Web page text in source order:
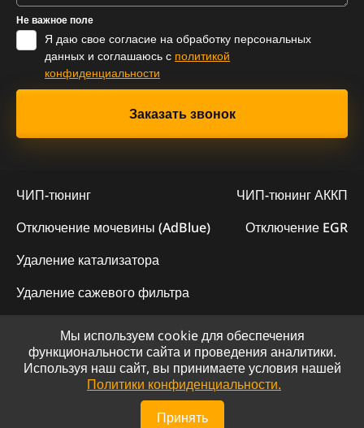
Не важное поле
Я даю свое согласие на обработку персональных
данных и соглашаюсь с политикой
конфиденциальности
ЧИП-тюнинг
ЧИП-тюнинг АККП
Отключение мочевины (AdBlue)
Отключение EGR
Удаление катализатора
Удаление сажевого фильтра
© 2023 - Официальный сайт "ChipLogic"
Политика конфиденциальности
Сайт разработан компанией DS-ART
Мы используем cookie для обеспечения
функциональности сайта и проведения аналитики.
Используя наш сайт, вы принимаете условия нашей
Политики конфиденциальности.
Принять